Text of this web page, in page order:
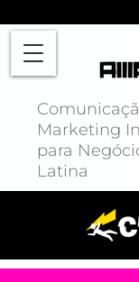
Marketing
para
Latina